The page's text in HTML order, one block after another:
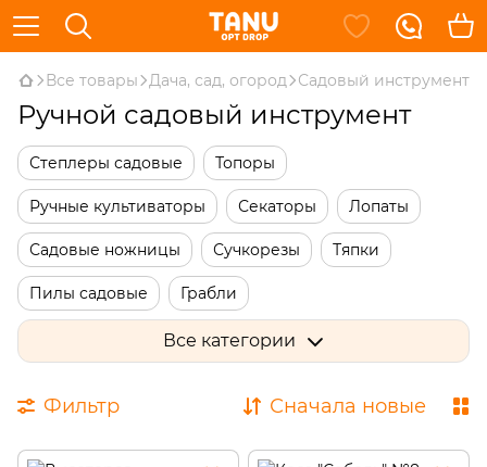
Все товары Дача, сад, огород Садовый инструмент
Ручной садовый инструмент
Степлеры садовые Топоры
Ручные культиваторы Секаторы Лопаты
Садовые ножницы Сучкорезы Тяпки
Пилы садовые Грабли
Наборы садовых инструментов Ручные косы
Черенки для садового инструмента
Все категории
Фильтр Сначала новые